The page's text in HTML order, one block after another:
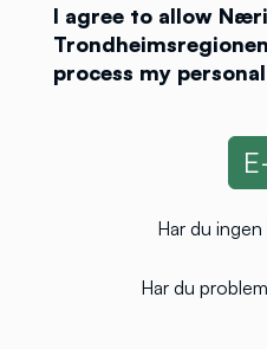
I agree to allow
process my
Har du
Har du